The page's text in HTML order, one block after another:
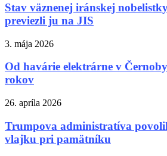
Stav väznenej iránskej
previezli ju na JIS
3. mája 2026
Od havárie elektrárne v
rokov
26. apríla 2026
Trumpova administratíva
vlajku pri pamätníku